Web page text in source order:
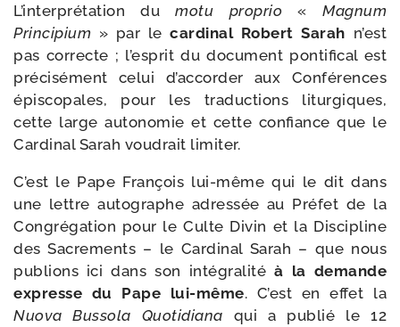
L’interprétation dumotu pro­prio «Magnum
Principium » par lecar­di­nal Robert Sarah n’est
pas cor­recte ; l’es­prit du docu­ment pon­ti­fi­cal est
pré­ci­sé­ment celui d’ac­cor­der aux Conférences
épis­co­pales, pour les tra­duc­tions litur­giques,
cette large auto­no­mie et cette confiance que le
Cardinal Sarah vou­drait limiter.
C’est le Pape François lui-​même qui le dit dans
une lettre auto­graphe adres­sée au Préfet de la
Congrégation pour le Culte Divin et la Discipline
des Sacrements – le Cardinal Sarah – que nous
publions ici dans son inté­gra­li­téà la demande
expresse du Pape lui-​même. C’est en effet la
Nuova Bussola Quotidiana qui a publié le 12